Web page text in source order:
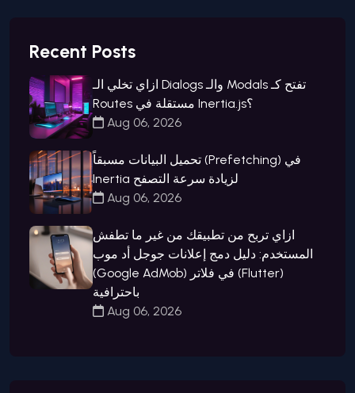
Recent Posts
ازاي تخلي الـ Dialogs والـ Modals تفتح كـ
Routes مستقلة في Inertia.js؟
Aug 06, 2026
تحميل البيانات مسبقاً (Prefetching) في
Inertia لزيادة سرعة التصفح
Aug 06, 2026
ازاي تربح من تطبيقك من غير ما تطفش
المستخدم: دليل دمج إعلانات جوجل أد موب
(Google AdMob) في فلاتر (Flutter)
باحترافية
Aug 06, 2026